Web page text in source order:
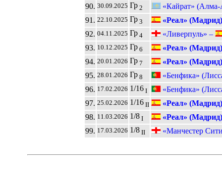
90. 30.09.2025 Гр 2
«Кайрат»
91. 22.10.2025 Гр 3
«Реал» (Мадрид)
92. 04.11.2025 Гр 4
«Ливерпуль» –
93. 10.12.2025 Гр 6
«Реал» (Мадрид)
94. 20.01.2026 Гр 7
«Реал» (Мадрид)
95. 28.01.2026 Гр 8
«Бенфика»
96. 17.02.2026 1/16 I
«Бенфика»
97. 25.02.2026 1/16 II
«Реал» (Мадрид)
98. 11.03.2026 1/8 I
«Реал» (Мадрид)
99. 17.03.2026 1/8 II «Манчестер